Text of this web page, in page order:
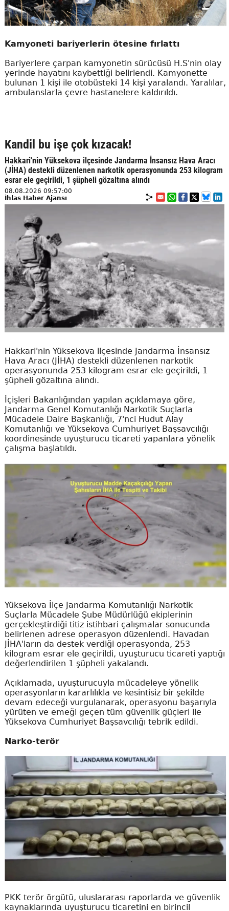
Kamyoneti bariyerlerin ötesine fırlattı
Bariyerlere çarpan kamyonetin sürücüsü H.S'nin olay
yerinde hayatını kaybettiği belirlendi. Kamyonette
bulunan 1 kişi ile otobüsteki 14 kişi yaralandı. Yaralılar,
ambulanslarla çevre hastanelere kaldırıldı.
Kandil bu işe çok kızacak!
Hakkari'nin Yüksekova ilçesinde Jandarma İnsansız Hava Aracı
(JİHA) destekli düzenlenen narkotik operasyonunda 253 kilogram
esrar ele geçirildi, 1 şüpheli gözaltına alındı
08.08.2026 09:57:00
İhlas Haber Ajansı
Hakkari'nin Yüksekova ilçesinde Jandarma İnsansız
Hava Aracı (JİHA) destekli düzenlenen narkotik
operasyonunda 253 kilogram esrar ele geçirildi, 1
şüpheli gözaltına alındı.
İçişleri Bakanlığından yapılan açıklamaya göre,
Jandarma Genel Komutanlığı Narkotik Suçlarla
Mücadele Daire Başkanlığı, 7'nci Hudut Alay
Komutanlığı ve Yüksekova Cumhuriyet Başsavcılığı
koordinesinde uyuşturucu ticareti yapanlara yönelik
çalışma başlatıldı.
Yüksekova İlçe Jandarma Komutanlığı Narkotik
Suçlarla Mücadele Şube Müdürlüğü ekiplerinin
gerçekleştirdiği titiz istihbari çalışmalar sonucunda
belirlenen adrese operasyon düzenlendi. Havadan
JİHA'ların da destek verdiği operasyonda, 253
kilogram esrar ele geçirildi, uyuşturucu ticareti yaptığı
değerlendirilen 1 şüpheli yakalandı.
Açıklamada, uyuşturucuyla mücadeleye yönelik
operasyonların kararlılıkla ve kesintisiz bir şekilde
devam edeceği vurgulanarak, operasyonu başarıyla
yürüten ve emeği geçen tüm güvenlik güçleri ile
Yüksekova Cumhuriyet Başsavcılığı tebrik edildi.
Narko-terör
PKK terör örgütü, uluslararası raporlarda ve güvenlik
kaynaklarında uyuşturucu ticaretini en birincil